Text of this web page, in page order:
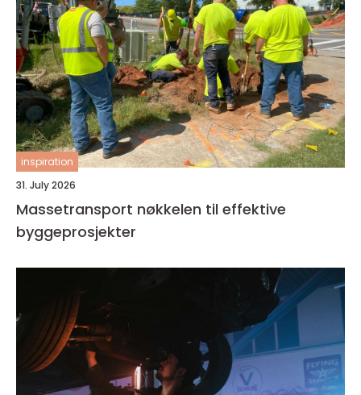
inspiration
31. July 2026
Massetransport nøkkelen til effektive
byggeprosjekter